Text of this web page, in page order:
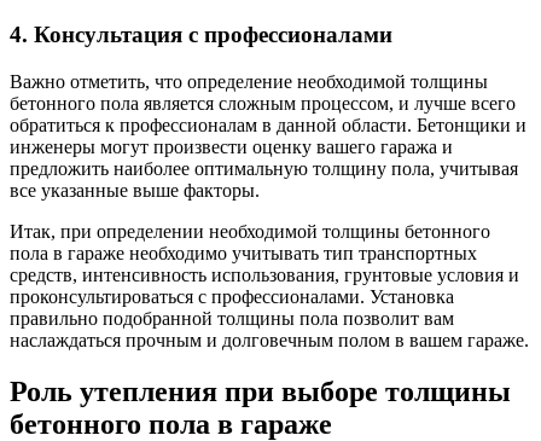
4. Консультация с профессионалами
Важно отметить, что определение необходимой толщины
бетонного пола является сложным процессом, и лучше всего
обратиться к профессионалам в данной области. Бетонщики и
инженеры могут произвести оценку вашего гаража и
предложить наиболее оптимальную толщину пола, учитывая
все указанные выше факторы.
Итак, при определении необходимой толщины бетонного
пола в гараже необходимо учитывать тип транспортных
средств, интенсивность использования, грунтовые условия и
проконсультироваться с профессионалами. Установка
правильно подобранной толщины пола позволит вам
наслаждаться прочным и долговечным полом в вашем гараже.
Роль утепления при выборе толщины
бетонного пола в гараже